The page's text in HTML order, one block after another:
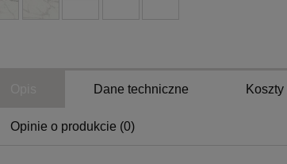
Dane techniczne
Opinie o produkcie (0)